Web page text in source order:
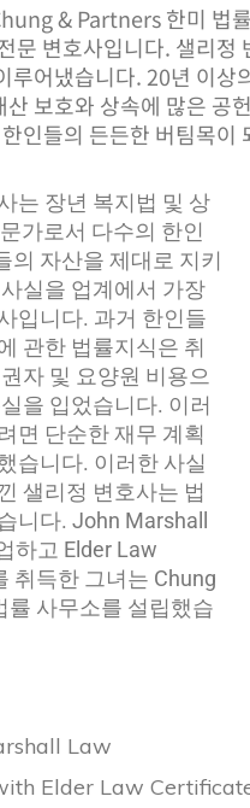
& Partners 한미 법
문 변호사입니다. 샐리
루어냈습니다. 20년 이
보호와 상속에 많은 공
인들의 든든한 버팀목이
는 장년 복지법 및 상
가로서 다수의 한인
의 자산을 제대로 지키
실을 업계에서 가장
입니다. 과거 한인들
관한 법률지식은 취
자 및 요양원 비용으
을 입었습니다. 이러
면 단순한 재무 계획
습니다. 이러한 사실
샐리정 변호사는 법
니다. John Marshall
하고 Elder Law
취득한 그녀는 Chung
률 사무소를 설립했습
이자 재무 설계사로
공하게 되었습니다.
년 복지법, 상속/재산
(메디케이드)의 중요
고안된 공개 세미나
에도 20년이 넘게 출
면서 미주 한인 복지
Law
Elder Law